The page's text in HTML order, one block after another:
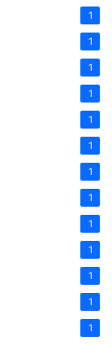
1
1
1
1
1
1
1
1
1
1
1
1
1